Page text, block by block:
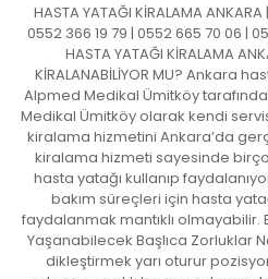
HASTA YATAĞI KİRALAMA
0552 366 19 79 | 0552 665 70 06 |
HASTA YATAĞI KİRALAMA
KİRALANABİLİYOR MU? Ankara
Alpmed Medikal Ümitköy
Medikal Ümitköy olarak kendi
kiralama hizmetini Ankara’da
kiralama hizmeti sayesinde
hasta yatağı kullanıp
bakım süreçleri için hasta
faydalanmak mantıklı olmayabilir.
Yaşanabilecek Başlıca Zorluklar
dikleştirmek yarı oturur